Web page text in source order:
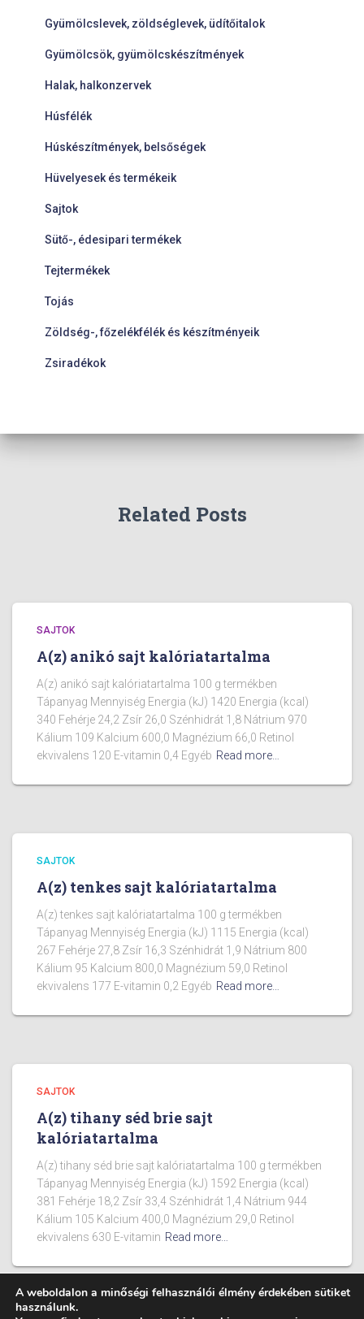
Gyümölcslevek, zöldséglevek, üdítőitalok
Gyümölcsök, gyümölcskészítmények
Halak, halkonzervek
Húsfélék
Húskészítmények, belsőségek
Hüvelyesek és termékeik
Sajtok
Sütő-, édesipari termékek
Tejtermékek
Tojás
Zöldség-, főzelékfélék és készítményeik
Zsiradékok
Related Posts
SAJTOK
A(z) anikó sajt kalóriatartalma
A(z) anikó sajt kalóriatartalma 100 g termékben
Tápanyag Mennyiség Energia (kJ) 1420 Energia (kcal)
340 Fehérje 24,2 Zsír 26,0 Szénhidrát 1,8 Nátrium 970
Kálium 109 Kalcium 600,0 Magnézium 66,0 Retinol
ekvivalens 120 E-vitamin 0,4 Egyéb Read more…
SAJTOK
A(z) tenkes sajt kalóriatartalma
A(z) tenkes sajt kalóriatartalma 100 g termékben
Tápanyag Mennyiség Energia (kJ) 1115 Energia (kcal)
267 Fehérje 27,8 Zsír 16,3 Szénhidrát 1,9 Nátrium 800
Kálium 95 Kalcium 800,0 Magnézium 59,0 Retinol
ekvivalens 177 E-vitamin 0,2 Egyéb Read more…
SAJTOK
A(z) tihany séd brie sajt
kalóriatartalma
A(z) tihany séd brie sajt kalóriatartalma 100 g termékben
Tápanyag Mennyiség Energia (kJ) 1592 Energia (kcal)
381 Fehérje 18,2 Zsír 33,4 Szénhidrát 1,4 Nátrium 944
Kálium 105 Kalcium 400,0 Magnézium 29,0 Retinol
ekvivalens 630 E-vitamin Read more…
A weboldalon a minőségi felhasználói élmény érdekében sütiket
használunk.